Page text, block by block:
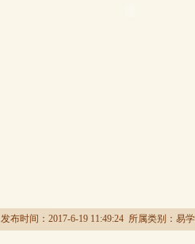
发布时间：2017-6-19 11:49:24 所属类别： 易